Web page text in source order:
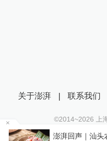
，涉事企
关于澎湃 | 联系我们
©2014~2026 上
沪ICP证：沪B2-